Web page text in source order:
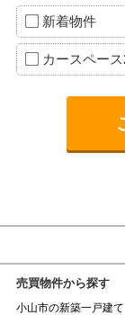
新着物件
カースペー
売買物件から探す
小山市の新築一戸建て